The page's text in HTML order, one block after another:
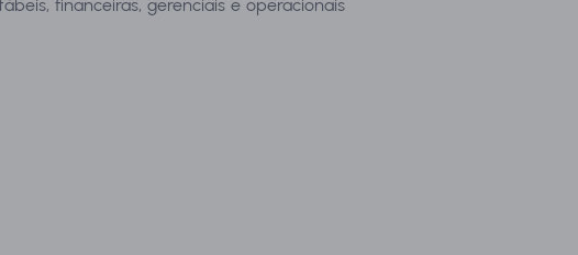
financeiras, gerenciais e operacionais